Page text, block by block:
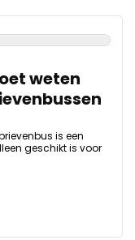
weten
is een
geschikt is voor